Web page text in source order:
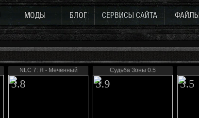
МОДЫ БЛОГ СЕРВИСЫ САЙТА
NLC 7: Я - Меченный
3.8
Судьба Зоны 0.5
3.9 3.5